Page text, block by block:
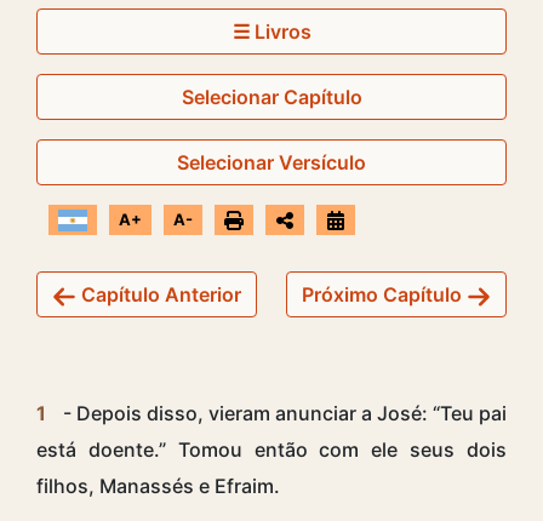
☰ Livros
Selecionar Capítulo
Selecionar Versículo
A+ A-
Capítulo Anterior Próximo Capítulo
1
- Depois disso, vieram anunciar a José: “Teu pai
está doente.” Tomou então com ele seus dois
filhos, Manassés e Efraim.